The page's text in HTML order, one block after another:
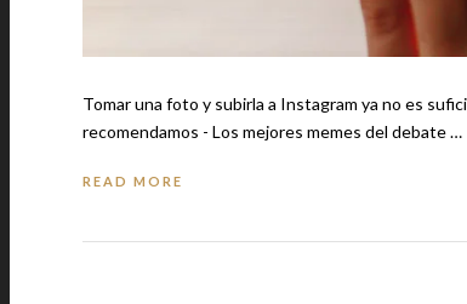
Tomar una foto y subirla a Instagram ya no es
recomendamos - Los mejores memes del debate …
READ MORE